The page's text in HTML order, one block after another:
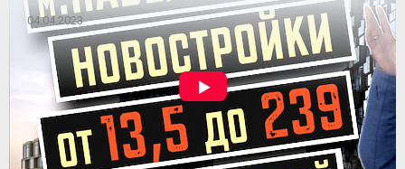
ЖК "Томилино"
04.04.2023